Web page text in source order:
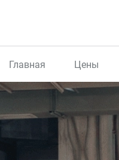
Главная Цены